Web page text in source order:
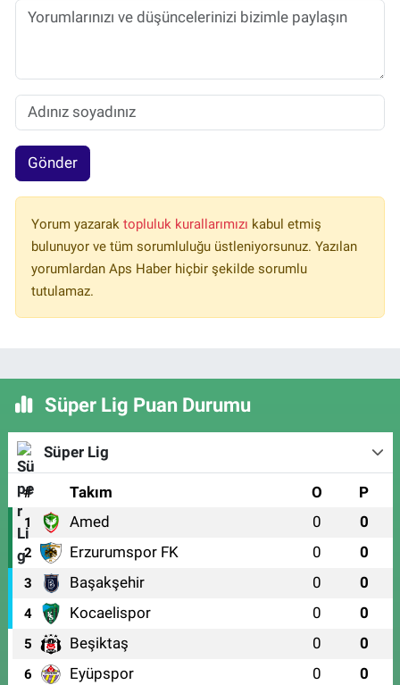
Gönder
Yorum yazarak topluluk kurallarımızı kabul etmiş
bulunuyor ve tüm sorumluluğu üstleniyorsunuz. Yazılan
yorumlardan Aps Haber hiçbir şekilde sorumlu
tutulamaz.
Süper Lig Puan Durumu
Süper Lig
# Takım O P
1 Amed 0 0
2 Erzurumspor FK 0 0
3 Başakşehir 0 0
4 Kocaelispor 0 0
5 Beşiktaş 0 0
6 Eyüpspor 0 0